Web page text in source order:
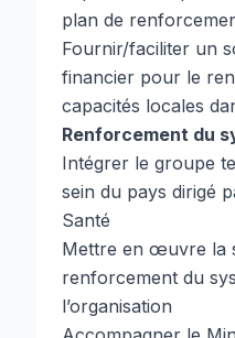
plan de
Fournir/faciliter un
financier pour le
capacités locales
Renforcement du
Intégrer le groupe
sein du pays dirigé
Santé
Mettre en œuvre la
renforcement du
l’organisation